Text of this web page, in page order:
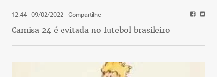
12:44 - 09/02/2022- Compartilhe
Camisa 24 é evitada no futebol brasileiro